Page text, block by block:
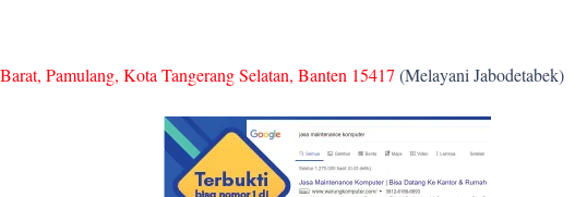
Pamulang, Kota Tangerang Selatan, Banten 15417 (Melayani Jabodetabek)